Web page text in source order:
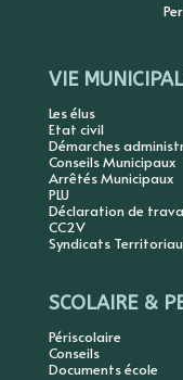
VIE
Les élus
Etat civil
Démarches
Conseils Municipaux
Arrêtés Municipaux
PLU
Déclaration de
CC2V
Syndicats
SCOLAIRE &
Périscolaire
Conseils
Documents école